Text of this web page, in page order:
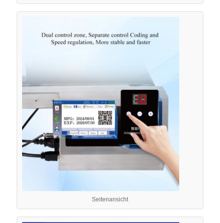
Startseite
Produkte
Über uns
Fabrik Tour
Seitenansicht